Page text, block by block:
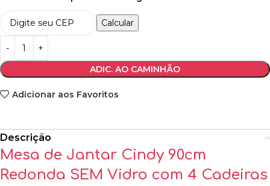
Calcular
ADIC. AO CAMINHÃO
Adicionar aos Favoritos
Descrição
Mesa de Jantar Cindy 90cm
Redonda SEM Vidro com 4 Cadeiras